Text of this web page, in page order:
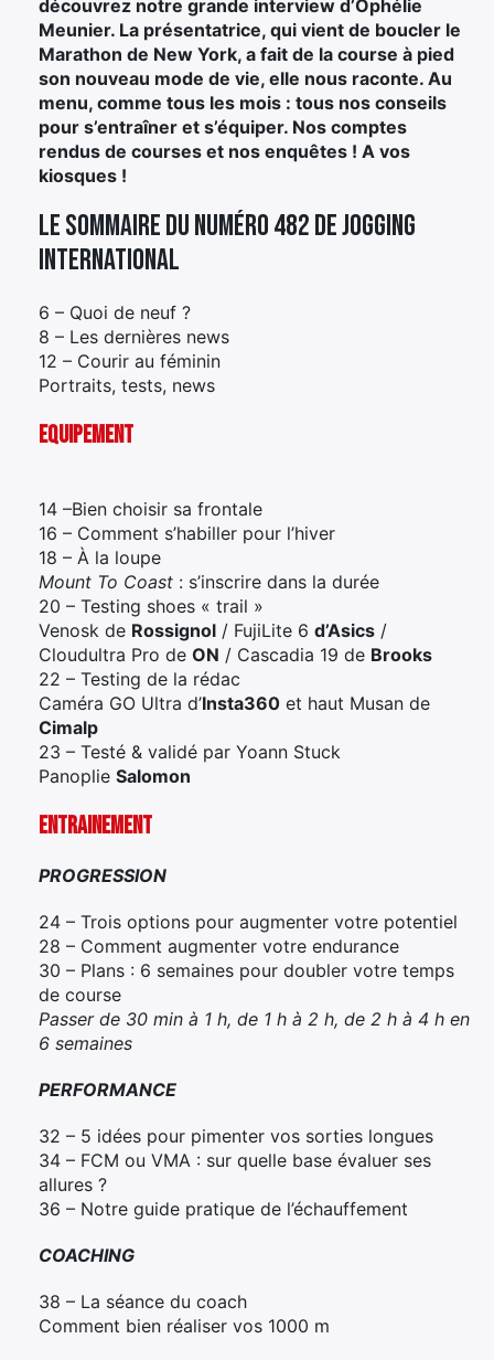
découvrez notre grande interview d’Ophélie
Meunier. La présentatrice, qui vient de boucler le
Marathon de New York, a fait de la course à pied
son nouveau mode de vie, elle nous raconte. Au
menu, comme tous les mois : tous nos conseils
pour s’entraîner et s’équiper. Nos comptes
rendus de courses et nos enquêtes ! A vos
kiosques !
Le sommaire du numéro 482 de Jogging
International
6 – Quoi de neuf ?
8 – Les dernières news
12 – Courir au féminin
Portraits, tests, news
EQUIPEMENT
14 –Bien choisir sa frontale
16 – Comment s’habiller pour l’hiver
18 – À la loupe
Mount To Coast : s’inscrire dans la durée
20 – Testing shoes « trail »
Venosk de Rossignol / FujiLite 6 d’Asics /
Cloudultra Pro de ON / Cascadia 19 de Brooks
22 – Testing de la rédac
Caméra GO Ultra d’Insta360 et haut Musan de
Cimalp
23 – Testé & validé par Yoann Stuck
Panoplie Salomon
ENTRAINEMENT
PROGRESSION
24 – Trois options pour augmenter votre potentiel
28 – Comment augmenter votre endurance
30 – Plans : 6 semaines pour doubler votre temps
de course
Passer de 30 min à 1 h, de 1 h à 2 h, de 2 h à 4 h en
6 semaines
PERFORMANCE
32 – 5 idées pour pimenter vos sorties longues
34 – FCM ou VMA : sur quelle base évaluer ses
allures ?
36 – Notre guide pratique de l’échauffement
COACHING
38 – La séance du coach
Comment bien réaliser vos 1000 m